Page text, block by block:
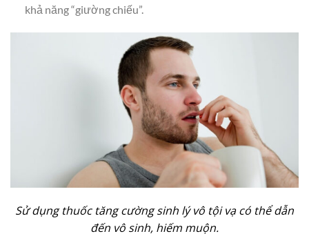
khả năng “giường chiếu”.
Sử dụng thuốc tăng cường sinh lý vô tội vạ có thể dẫn
đến vô sinh, hiếm muộn.